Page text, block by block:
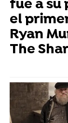
fue a su
el
Ryan
The